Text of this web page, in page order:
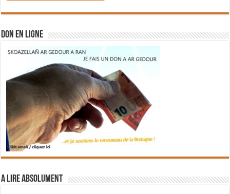
DON EN LIGNE
A lire absolument